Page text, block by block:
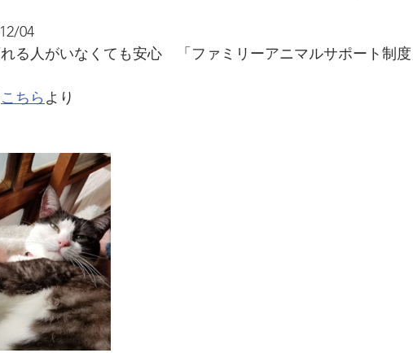
04
る人がいなくても安心　「ファミリーアニマルサポート制
こちら より